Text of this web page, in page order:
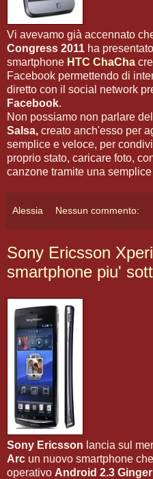
Vi avevamo già accennato
Congress 2011 ha
smartphone HTC ChaCha
Facebook permettendo di
diretto con il social network
Facebook.
Non possiamo non parlare
Salsa, creato anch'esso per
semplice e veloce, per
proprio stato, caricare foto,
canzone tramite una
Alessia Nessun commento:
Sony Ericsson
smartphone piu'
Sony Ericsson lancia sul
Arc un nuovo smartphone
operativo Android 2.3